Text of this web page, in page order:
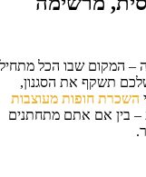
המקום שבו הכל מתחיל.
תשקף את הסגנון,
חופות מעוצבות
בין אם אתם מתחתנים